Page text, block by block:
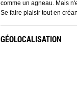
comme un agneau. Mais
Se faire plaisir tout en
GÉOLOCALISATION